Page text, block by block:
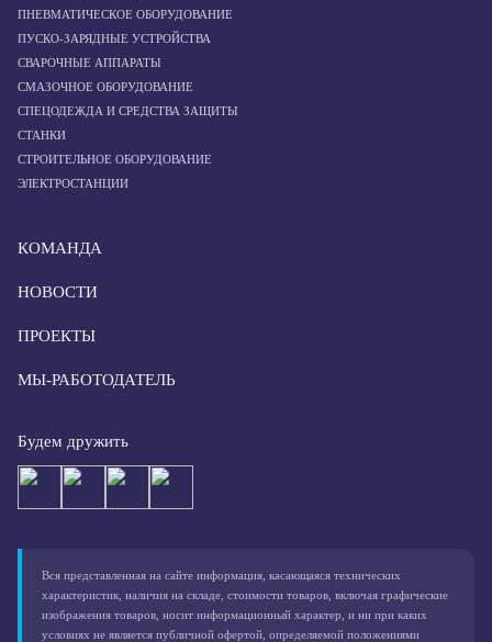
ПНЕВМАТИЧЕСКОЕ ОБОРУДОВАНИЕ
ПУСКО-ЗАРЯДНЫЕ УСТРОЙСТВА
СВАРОЧНЫЕ АППАРАТЫ
СМАЗОЧНОЕ ОБОРУДОВАНИЕ
СПЕЦОДЕЖДА И СРЕДСТВА ЗАЩИТЫ
СТАНКИ
СТРОИТЕЛЬНОЕ ОБОРУДОВАНИЕ
ЭЛЕКТРОСТАНЦИИ
КОМАНДА
НОВОСТИ
ПРОЕКТЫ
МЫ-РАБОТОДАТЕЛЬ
Будем дружить
Вся представленная на сайте информация, касающаяся технических
характеристик, наличия на складе, стоимости товаров, включая графические
изображения товаров, носит информационный характер, и ни при каких
условиях не является публичной офертой, определяемой положениями